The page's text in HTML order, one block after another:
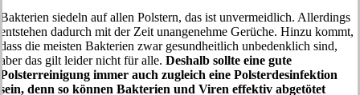
Bakterien siedeln auf allen Polstern, das ist unvermeidlich. Allerdings
entstehen dadurch mit der Zeit unangenehme Gerüche. Hinzu kommt,
dass die meisten Bakterien zwar gesundheitlich unbedenklich sind,
aber das gilt leider nicht für alle. Deshalb sollte eine gute
Polsterreinigung immer auch zugleich eine Polsterdesinfektion
sein, denn so können Bakterien und Viren effektiv abgetötet